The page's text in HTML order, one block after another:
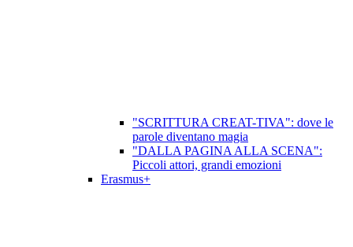
"SCRITTURA CREAT-TIVA": dove le
parole diventano magia
"DALLA PAGINA ALLA SCENA":
Piccoli attori, grandi emozioni
Erasmus+